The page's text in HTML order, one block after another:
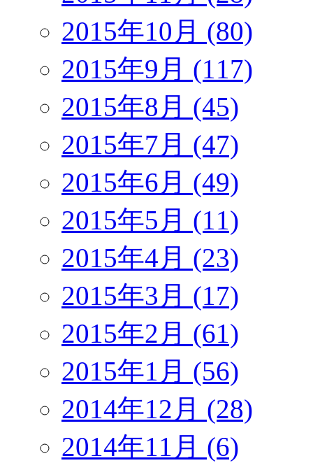
2015年10月 (80)
2015年9月 (117)
2015年8月 (45)
2015年7月 (47)
2015年6月 (49)
2015年5月 (11)
2015年4月 (23)
2015年3月 (17)
2015年2月 (61)
2015年1月 (56)
2014年12月 (28)
2014年11月 (6)